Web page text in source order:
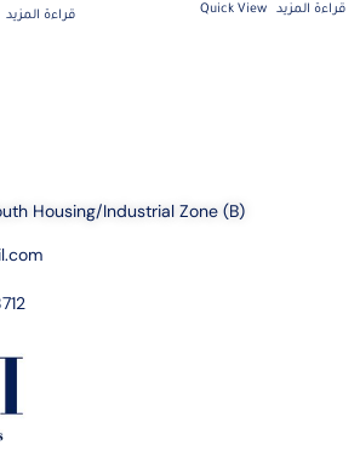
قراءة المزيد Quick View قراءة المزيد
Housing/Industrial Zone (B)